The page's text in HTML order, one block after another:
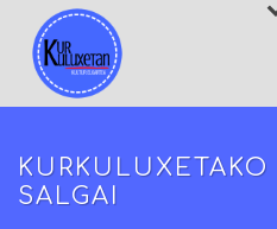
SALGAI